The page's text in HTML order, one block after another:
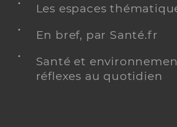
Les espaces
En bref, par Santé.fr
Santé et
réflexes au quotidien